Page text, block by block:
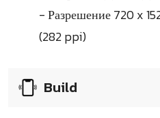
- Разрешение 720 x
(282 ppi)
Build